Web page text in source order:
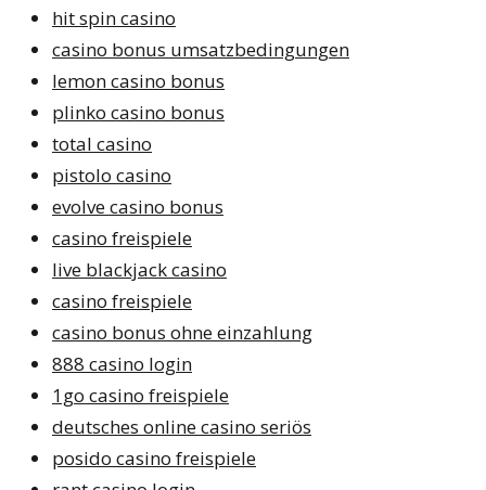
hit spin casino
casino bonus umsatzbedingungen
lemon casino bonus
plinko casino bonus
total casino
pistolo casino
evolve casino bonus
casino freispiele
live blackjack casino
casino freispiele
casino bonus ohne einzahlung
888 casino login
1go casino freispiele
deutsches online casino seriös
posido casino freispiele